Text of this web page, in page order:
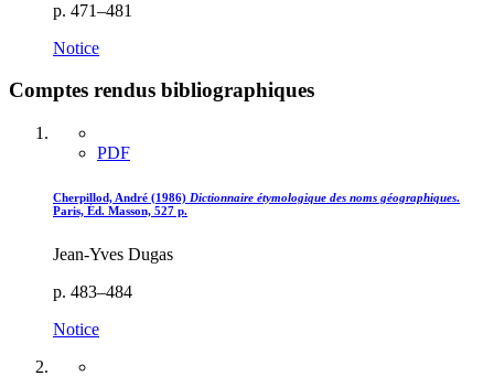
p. 471–481
Notice
Comptes rendus bibliographiques
PDF
Cherpillod, André (1986) Dictionnaire étymologique des noms géographiques.
Paris, Éd. Masson, 527 p.
Jean-Yves Dugas
p. 483–484
Notice